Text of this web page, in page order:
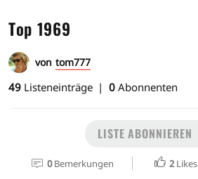
Top 1969
von tom777
49 Listeneinträge 0 Abonnenten
LISTE ABONNIEREN
0 Bemerkungen 2 Likes